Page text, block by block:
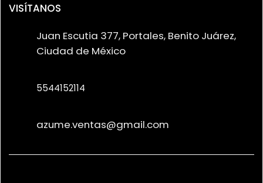
VISÍTANOS
Juan Escutia 377, Portales, Benito Juárez,
Ciudad de México
5544152114
azume.ventas@gmail.com